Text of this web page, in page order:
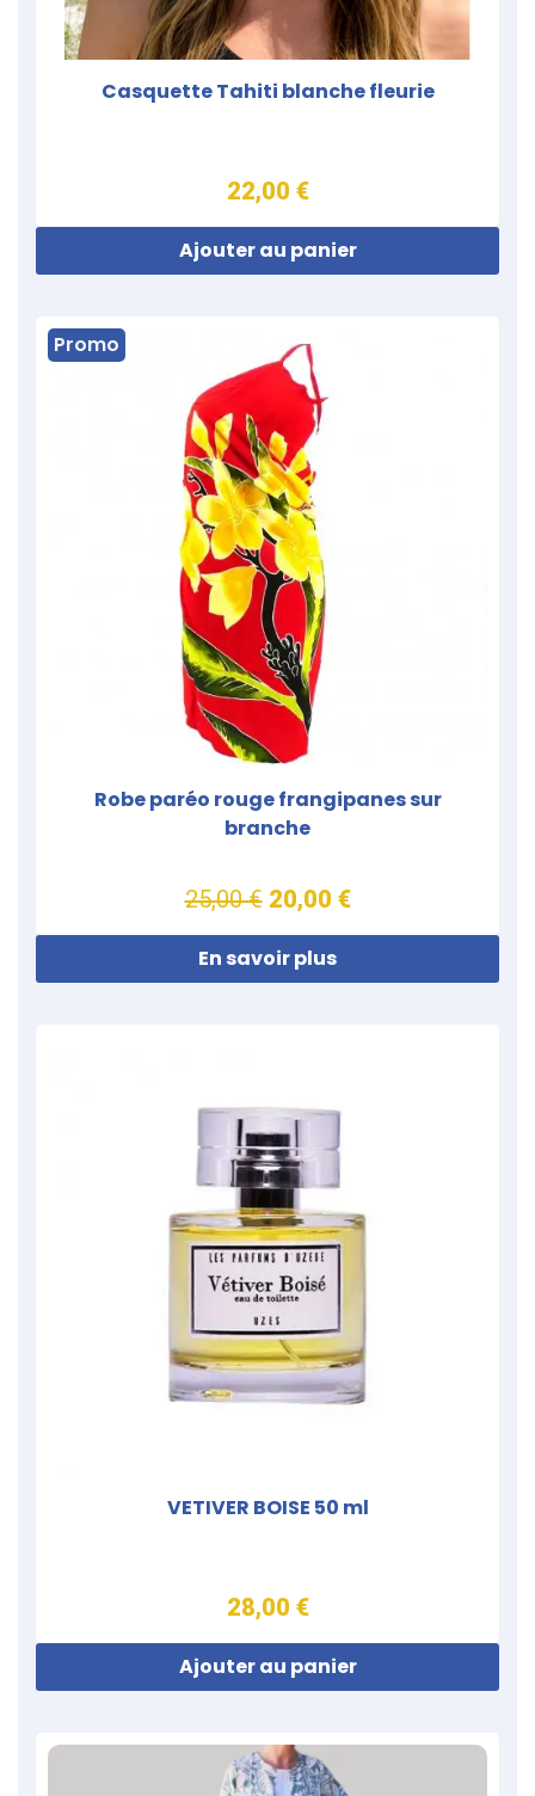
Casquette Tahiti blanche fleurie
22,00 €
Ajouter au panier
Promo
Robe paréo rouge frangipanes sur
branche
25,00 € 20,00 €
En savoir plus
VETIVER BOISE 50 ml
28,00 €
Ajouter au panier